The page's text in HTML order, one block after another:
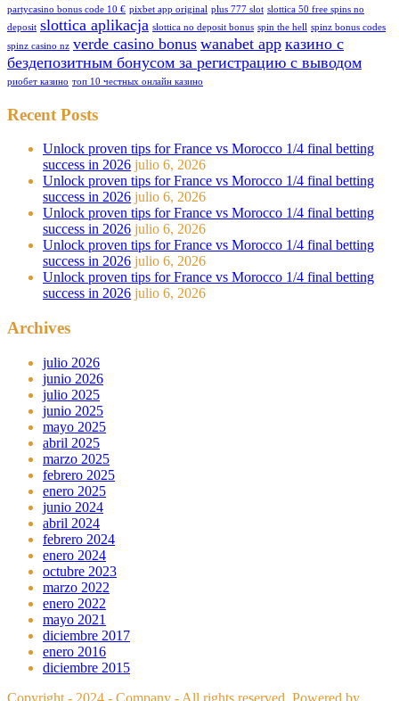
partycasino bonus code 10 € pixbet app original plus 777 slot slottica 50 free spins no
deposit slottica aplikacja slottica no deposit bonus spin the hell spinz bonus codes
spinz casino nz verde casino bonus wanabet app казино с
бездепозитным бонусом за регистрацию с выводом
риобет казино топ 10 честных онлайн казино
Recent Posts
Unlock proven tips for France vs Morocco 1/4 final betting
success in 2026 julio 6, 2026
Unlock proven tips for France vs Morocco 1/4 final betting
success in 2026 julio 6, 2026
Unlock proven tips for France vs Morocco 1/4 final betting
success in 2026 julio 6, 2026
Unlock proven tips for France vs Morocco 1/4 final betting
success in 2026 julio 6, 2026
Unlock proven tips for France vs Morocco 1/4 final betting
success in 2026 julio 6, 2026
Archives
julio 2026
junio 2026
julio 2025
junio 2025
mayo 2025
abril 2025
marzo 2025
febrero 2025
enero 2025
junio 2024
abril 2024
febrero 2024
enero 2024
octubre 2023
marzo 2022
enero 2022
mayo 2021
diciembre 2017
enero 2016
diciembre 2015
Copyright - 2024 - Company - All rights reserved. Powered by